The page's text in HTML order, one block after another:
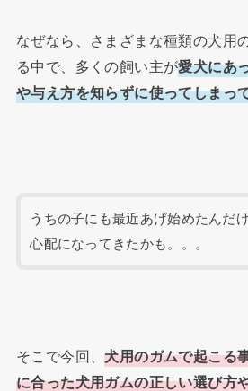
なぜなら、さまざまな種類の犬用
る中で、多くの飼い主が愛犬にあ
や与え方を知らずに使ってしまっ
うちの子にも最近あげ始めたんだけ
心配になってきたかも。。。
そこで今回、犬用のガムで起こる
に合った犬用ガムの正しい選び方